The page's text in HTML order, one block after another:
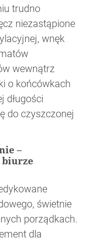
trudno
niezastąpione
wnęk
wewnątrz
o końcówkach
długości
do czyszczonej
–
biurze
świetnie
porządkach.
dla